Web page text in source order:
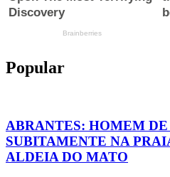
Popular
ABRANTES: HOMEM DE
SUBITAMENTE NA
ALDEIA DO MATO